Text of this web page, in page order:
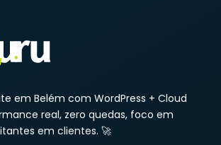
em Belém com WordPress + Cloud
real, zero quedas, foco em
em clientes. 🚀